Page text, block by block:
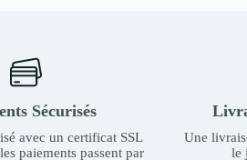
Sécurisés
avec un certificat SSL
paiements passent par
Une
le